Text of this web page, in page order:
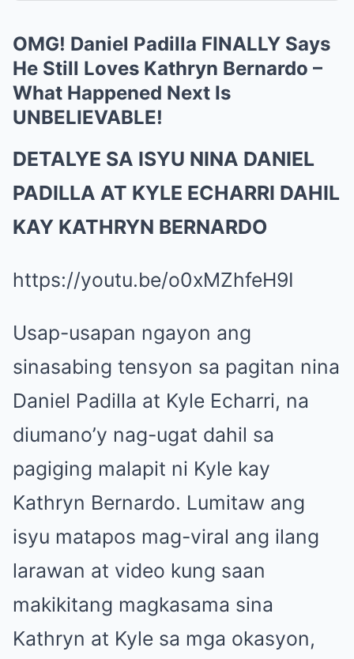
OMG! Daniel Padilla FINALLY Says
He Still Loves Kathryn Bernardo –
What Happened Next Is
UNBELIEVABLE!
DETALYE SA ISYU NINA DANIEL
PADILLA AT KYLE ECHARRI DAHIL
KAY KATHRYN BERNARDO
https://youtu.be/o0xMZhfeH9I
Usap-usapan ngayon ang
sinasabing tensyon sa pagitan nina
Daniel Padilla at Kyle Echarri, na
diumano’y nag-ugat dahil sa
pagiging malapit ni Kyle kay
Kathryn Bernardo. Lumitaw ang
isyu matapos mag-viral ang ilang
larawan at video kung saan
makikitang magkasama sina
Kathryn at Kyle sa mga okasyon,